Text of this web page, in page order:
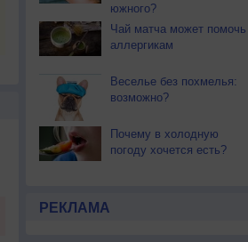
южного?
Чай матча может помочь
аллергикам
Веселье без похмелья:
возможно?
Почему в холодную
погоду хочется есть?
РЕКЛАМА